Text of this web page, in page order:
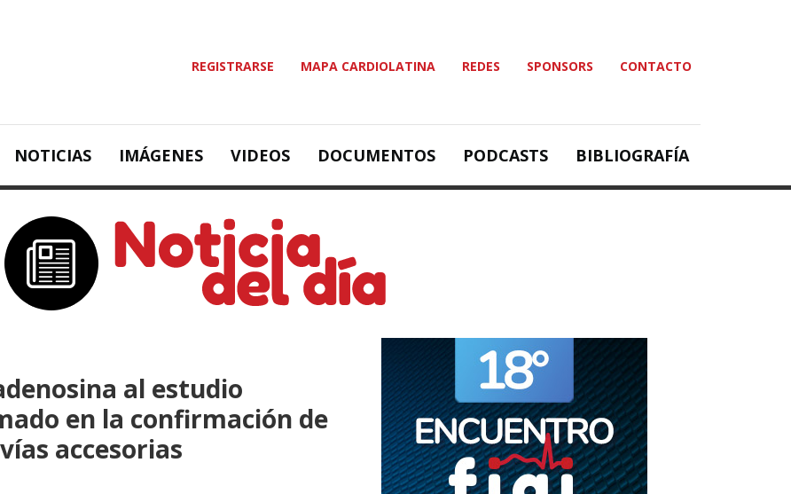
REGISTRARSE MAPA CARDIOLATINA REDES SPONSORS CONTACTO
NOTICIAS IMÁGENES VIDEOS DOCUMENTOS PODCASTS BIBLIOGRAFÍA
al estudio
en la confirmación de
accesorias